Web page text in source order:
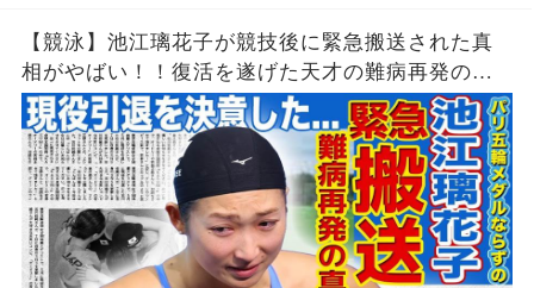
【競泳】池江璃花子が競技後に緊急搬送された真
相がやばい！！復活を遂げた天才の難病再発の可
能性...引退を決意したパリ五輪でのある出来事に一
同驚愕！！美人女子アスリートの彼氏の正体と
は！？